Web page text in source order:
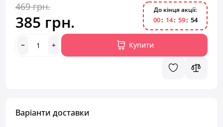
469 грн.
385 грн.
До кінця акції:
00 14 59 54
Купити
Варіанти доставки